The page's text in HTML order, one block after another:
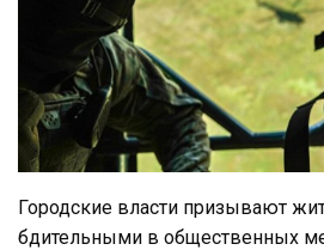
Городские власти призывают
бдительными в общественных